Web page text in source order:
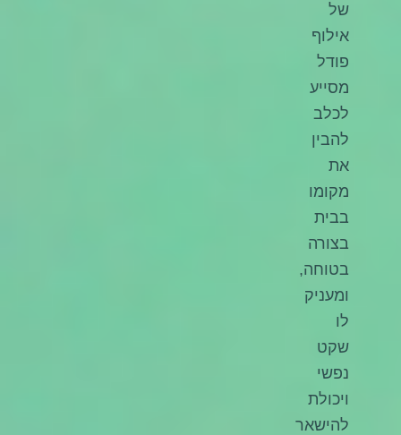
של
אילוף
פודל
מסייע
לכלב
להבין
את
מקומו
בבית
בצורה
בטוחה,
ומעניק
לו
שקט
נפשי
ויכולת
להישאר